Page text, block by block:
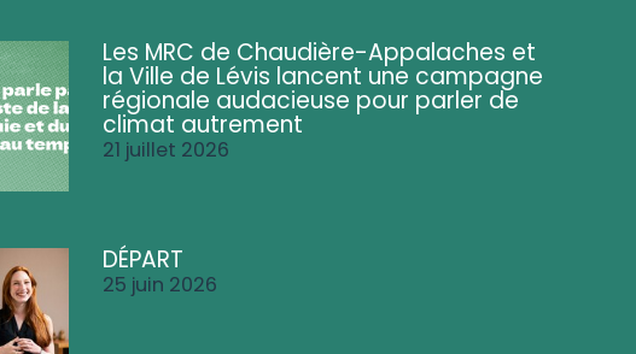
Les MRC de Chaudière-Appalaches et
la Ville de Lévis lancent une campagne
régionale audacieuse pour parler de
climat autrement
21 juillet 2026
DÉPART
25 juin 2026